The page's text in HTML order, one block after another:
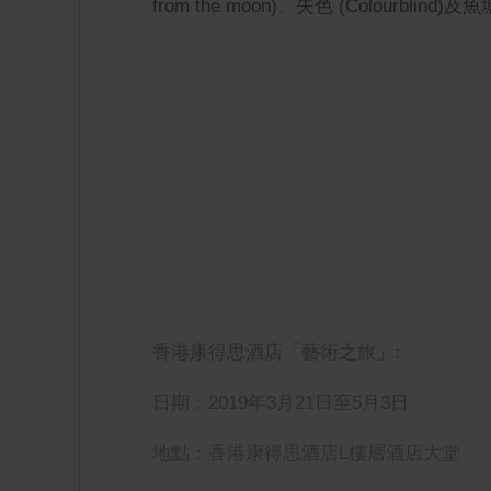
from the moon)、失色 (Colourblind)及魚